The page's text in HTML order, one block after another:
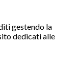
gestendo la
dedicati alle